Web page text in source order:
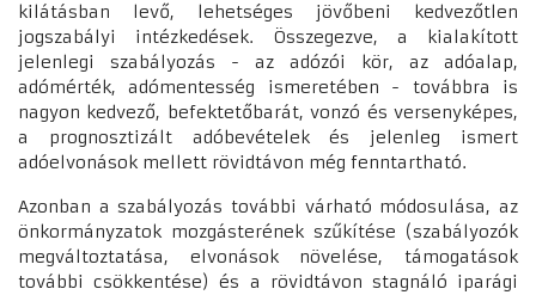
kilátásban levő, lehetséges jövőbeni kedvezőtlen
jogszabályi intézkedések. Összegezve, a kialakított
jelenlegi szabályozás - az adózói kör, az adóalap,
adómérték, adómentesség ismeretében - továbbra is
nagyon kedvező, befektetőbarát, vonzó és versenyképes,
a prognosztizált adóbevételek és jelenleg ismert
adóelvonások mellett rövidtávon még fenntartható.
Azonban a szabályozás további várható módosulása, az
önkormányzatok mozgásterének szűkítése (szabályozók
megváltoztatása, elvonások növelése, támogatások
további csökkentése) és a rövidtávon stagnáló iparági